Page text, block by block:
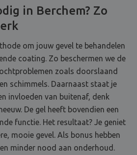
in Berchem? Zo
om jouw gevel te behandelen
coating. Zo beschermen we de
zoals doorslaand
schimmels. Daarnaast staat je
invloeden van buitenaf, denk
De gel heeft bovendien een
functie. Het resultaat? Je geniet
mooie gevel. Als bonus hebben
minder nood aan onderhoud.